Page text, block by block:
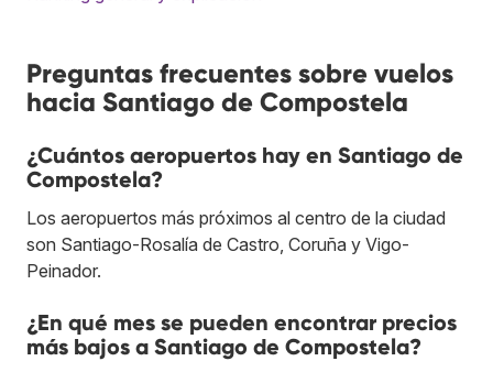
Preguntas frecuentes sobre vuelos
hacia Santiago de Compostela
¿Cuántos aeropuertos hay en Santiago de
Compostela?
Los aeropuertos más próximos al centro de la ciudad
son Santiago-Rosalía de Castro, Coruña y Vigo-
Peinador.
¿En qué mes se pueden encontrar precios
más bajos a Santiago de Compostela?